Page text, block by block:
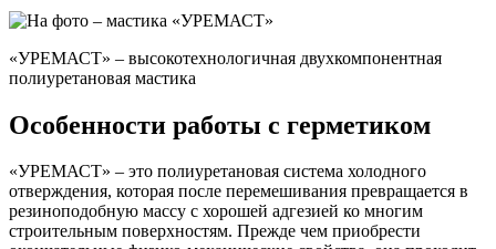
«УРЕМАСТ» – высокотехнологичная двухкомпонентная
полиуретановая мастика
Особенности работы с герметиком
«УРЕМАСТ» – это полиуретановая система холодного
отверждения, которая после перемешивания превращается в
резиноподобную массу с хорошей адгезией ко многим
строительным поверхностям. Прежде чем приобрести